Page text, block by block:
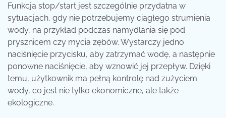
Funkcja stop/start jest szczególnie przydatna w
sytuacjach, gdy nie potrzebujemy ciągłego strumienia
wody, na przykład podczas namydlania się pod
prysznicem czy mycia zębów. Wystarczy jedno
naciśnięcie przycisku, aby zatrzymać wodę, a następnie
ponowne naciśnięcie, aby wznowić jej przepływ. Dzięki
temu, użytkownik ma pełną kontrolę nad zużyciem
wody, co jest nie tylko ekonomiczne, ale także
ekologiczne.